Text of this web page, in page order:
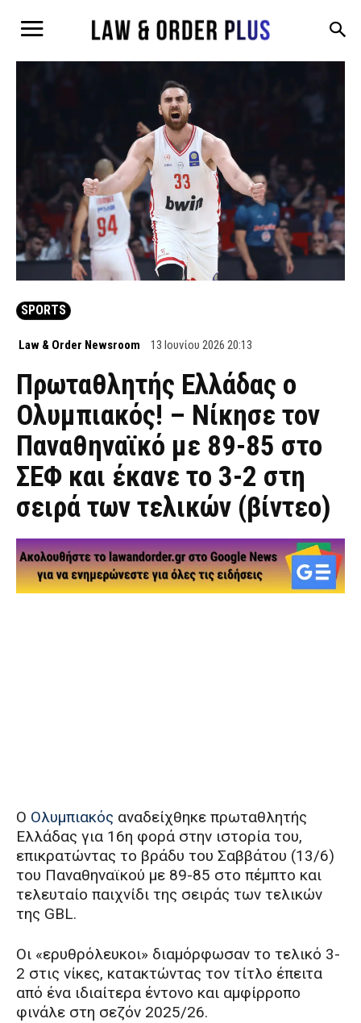
SPORTS
Law & Order Newsroom 13 Ιουνίου 2026 20:13
Πρωταθλητής Ελλάδας ο
Ολυμπιακός! – Νίκησε τον
Παναθηναϊκό με 89-85 στο
ΣΕΦ και έκανε το 3-2 στη
σειρά των τελικών (βίντεο)
Ο Ολυμπιακός αναδείχθηκε πρωταθλητής
Ελλάδας για 16η φορά στην ιστορία του,
επικρατώντας το βράδυ του Σαββάτου (13/6)
του Παναθηναϊκού με 89-85 στο πέμπτο και
τελευταίο παιχνίδι της σειράς των τελικών
της GBL.
Οι «ερυθρόλευκοι» διαμόρφωσαν το τελικό 3-
2 στις νίκες, κατακτώντας τον τίτλο έπειτα
από ένα ιδιαίτερα έντονο και αμφίρροπο
φινάλε στη σεζόν 2025/26.